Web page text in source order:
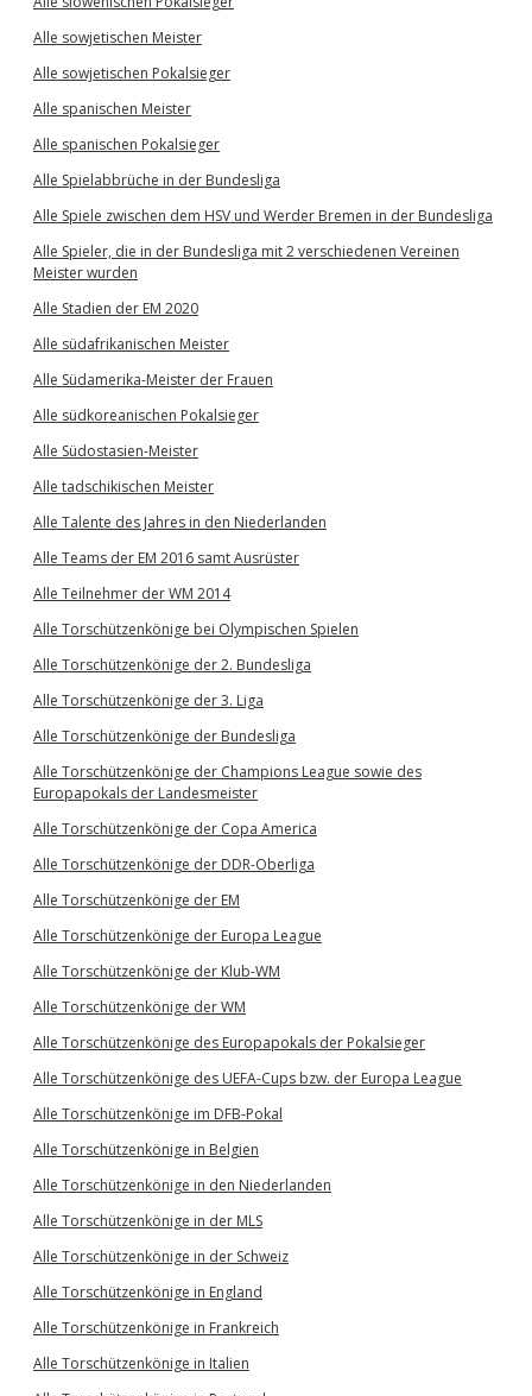
Alle sowjetischen Meister
Alle sowjetischen Pokalsieger
Alle spanischen Meister
Alle spanischen Pokalsieger
Alle Spielabbrüche in der Bundesliga
Alle Spiele zwischen dem HSV und Werder Bremen in der Bundesliga
Alle Spieler, die in der Bundesliga mit 2 verschiedenen Vereinen
Meister wurden
Alle Stadien der EM 2020
Alle südafrikanischen Meister
Alle Südamerika-Meister der Frauen
Alle südkoreanischen Pokalsieger
Alle Südostasien-Meister
Alle tadschikischen Meister
Alle Talente des Jahres in den Niederlanden
Alle Teams der EM 2016 samt Ausrüster
Alle Teilnehmer der WM 2014
Alle Torschützenkönige bei Olympischen Spielen
Alle Torschützenkönige der 2. Bundesliga
Alle Torschützenkönige der 3. Liga
Alle Torschützenkönige der Bundesliga
Alle Torschützenkönige der Champions League sowie des
Europapokals der Landesmeister
Alle Torschützenkönige der Copa America
Alle Torschützenkönige der DDR-Oberliga
Alle Torschützenkönige der EM
Alle Torschützenkönige der Europa League
Alle Torschützenkönige der Klub-WM
Alle Torschützenkönige der WM
Alle Torschützenkönige des Europapokals der Pokalsieger
Alle Torschützenkönige des UEFA-Cups bzw. der Europa League
Alle Torschützenkönige im DFB-Pokal
Alle Torschützenkönige in Belgien
Alle Torschützenkönige in den Niederlanden
Alle Torschützenkönige in der MLS
Alle Torschützenkönige in der Schweiz
Alle Torschützenkönige in England
Alle Torschützenkönige in Frankreich
Alle Torschützenkönige in Italien